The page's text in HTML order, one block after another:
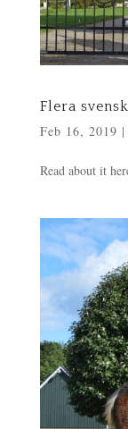
Flera
Feb 16, 2019 |
Read about it